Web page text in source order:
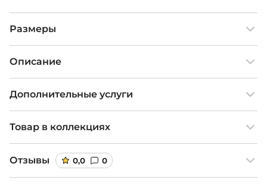
Размеры
Описание
Дополнительные услуги
Товар в коллекциях
Отзывы 0,0 0